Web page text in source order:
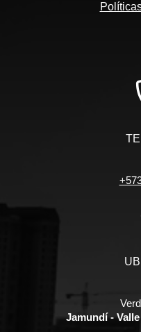
Jamundí -